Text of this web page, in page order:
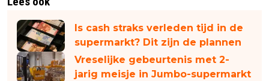
Is cash straks verleden tijd in de
supermarkt? Dit zijn de plannen
Vreselijke gebeurtenis met 2-
jarig meisje in Jumbo-supermarkt